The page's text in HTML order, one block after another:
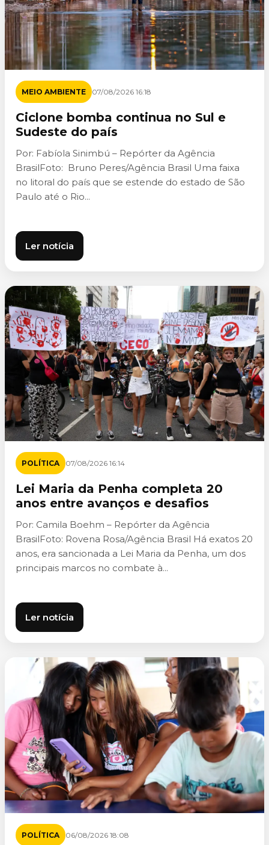
MEIO AMBIENTE 07/08/2026 16:18
Ciclone bomba continua no Sul e
Sudeste do país
Por: Fabíola Sinimbú – Repórter da Agência
BrasilFoto: Bruno Peres/Agência Brasil Uma faixa
no litoral do país que se estende do estado de São
Paulo até o Rio...
Ler notícia
POLÍTICA 07/08/2026 16:14
Lei Maria da Penha completa 20
anos entre avanços e desafios
Por: Camila Boehm – Repórter da Agência
BrasilFoto: Rovena Rosa/Agência Brasil Há exatos 20
anos, era sancionada a Lei Maria da Penha, um dos
principais marcos no combate à...
Ler notícia
POLÍTICA 06/08/2026 18:08